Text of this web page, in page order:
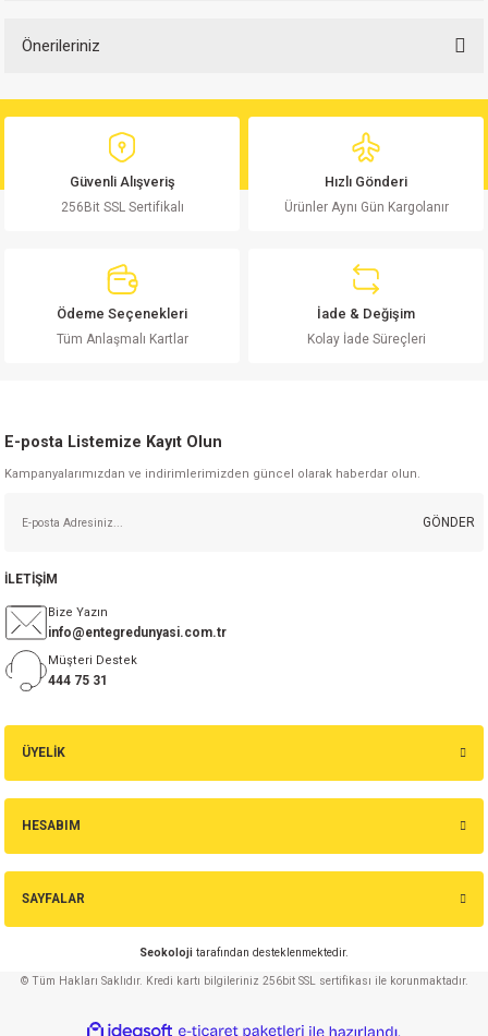
Yorum Yaz
Önerileriniz
yetersiz gördüğünüz noktaları öneri formunu kullanarak tarafımıza
Görüş ve önerileriniz için teşekkür ederiz.
Ürün resmi kalitesiz, bozuk veya görüntülenemiyor.
Ürün bilgilerinde hatalar bulunuyor.
Bu ürüne benzer farklı alternatifler olmalı.
Gönder
Güvenli Alışveriş
256Bit SSL Sertifikalı
Hızlı Gönderi
Ürünler Aynı Gün Kargolanır
Ödeme Seçenekleri
Tüm Anlaşmalı Kartlar
İade & Değişim
Kolay İade Süreçleri
E-posta Listemize Kayıt Olun
Kampanyalarımızdan ve indirimlerimizden güncel olarak haberdar olun.
GÖNDER
ÜYELİK
HESABIM
SAYFALAR
Seokoloji tarafından desteklenmektedir.
İLETİŞİM
Bize Yazın
info@entegredunyasi.com.tr
Müşteri Destek
444 75 31
© Tüm Hakları Saklıdır. Kredi kartı bilgileriniz 256bit SSL sertifikası ile korunmaktadır.
ideasoft e-